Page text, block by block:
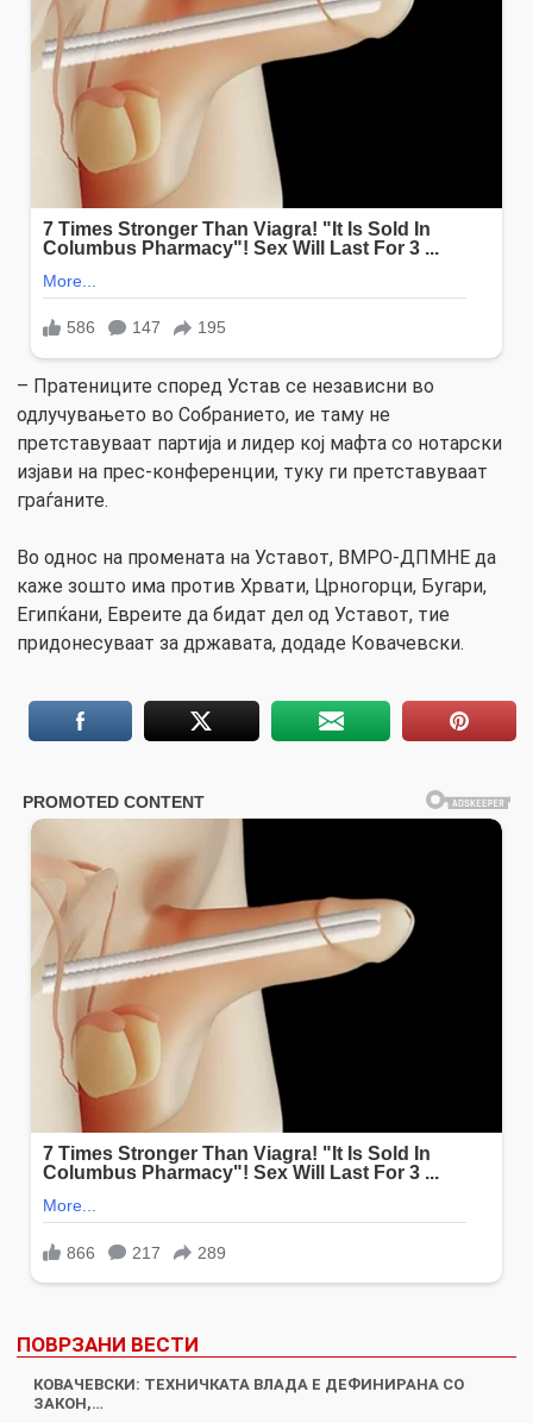
– Пратениците според Устав се независни во
одлучувањето во Собранието, ие таму не
претставуваат партија и лидер кој мафта со нотарски
изјави на прес-конференции, туку ги претставуваат
граѓаните.
Во однос на промената на Уставот, ВМРО-ДПМНЕ да
каже зошто има против Хрвати, Црногорци, Бугари,
Египќани, Евреите да бидат дел од Уставот, тие
придонесуваат за државата, додаде Ковачевски.
ПОВРЗАНИ ВЕСТИ
КОВАЧЕВСКИ: ТЕХНИЧКАТА ВЛАДА Е ДЕФИНИРАНА СО
ЗАКОН,…